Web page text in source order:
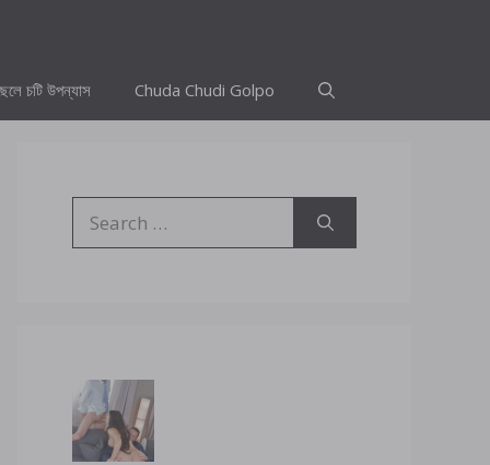
চটি উপন্যাস Chuda Chudi Golpo
for: